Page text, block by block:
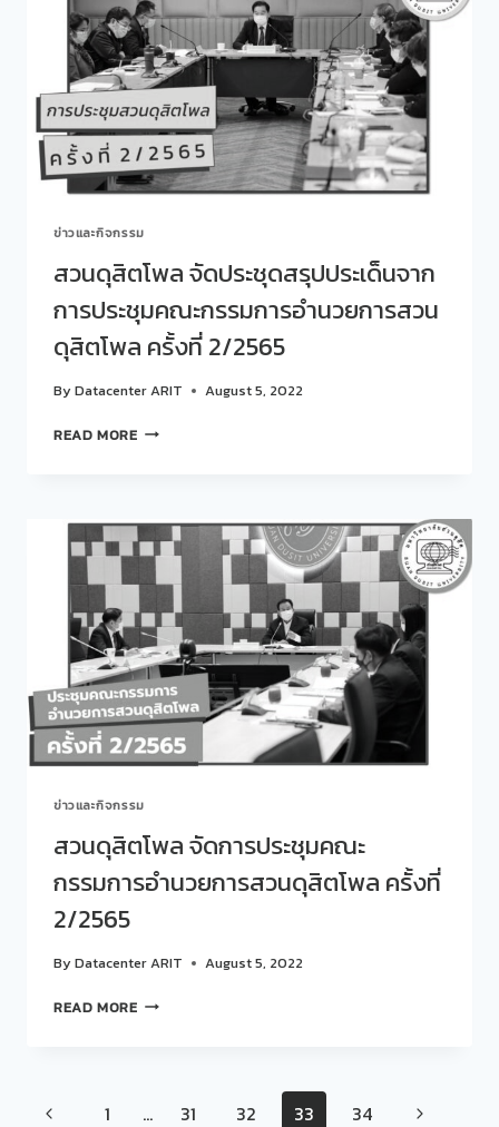
ลงพื้น
ที่
การ
แข่งขัน
กีฬา
เยาวชน
แห่ง
ชาติ
ครั้ง
37
จังหวัด
พัทลุง
ข่าวและกิจกรรม
สวนดุสิตโพล จัดประชุดสรุปประเด็นจาก
การประชุมคณะกรรมการอำนวยการสวน
ดุสิตโพล ครั้งที่ 2/2565
ByDatacenter ARIT August 5, 2022
READ MOREสวน
จัด
ประ
ชุด
สรุป
ประเด็น
จาก
การ
ประชุม
คณะ
กรรมการ
อำนวย
การ
ดุ
สิต
โพล
ครั้ง
ที่
ข่าวและกิจกรรม
สวนดุสิตโพล จัดการประชุมคณะ
กรรมการอำนวยการสวนดุสิตโพล ครั้งที่
2/2565
ByDatacenter ARIT August 5, 2022
READ MOREสวน
ประชุม
Page
Previous1 … 31 32 33 34 Next